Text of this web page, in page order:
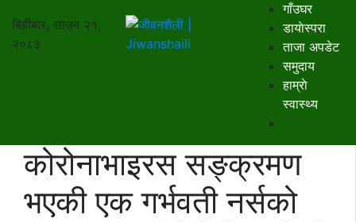
बिहीबार, साउन २१,
२०८३
गाँउघर
डायाेस्परा
ताजा अपडेट
समुदाय
हाम्राे
स्वास्थ्य
कोरोनाभाइरस सङ्क्रमण
भएकी एक गर्भवती नर्सको